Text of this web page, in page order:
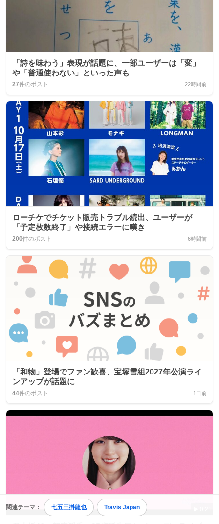
関連テーマ： 七五三掛龍也 Travis Japan
「詩を味わう」表現が話題に、一部ユーザーは「変」
や「普通使わない」といった声も
27件のポスト 22時間前
ローチケでチケット販売トラブル続出、ユーザーが
「予定枚数終了」や接続エラーに嘆き
200件のポスト 6時間前
「和物」登場でファン歓喜、宝塚雪組2027年公演ライ
ンアップが話題に
44件のポスト 1日前